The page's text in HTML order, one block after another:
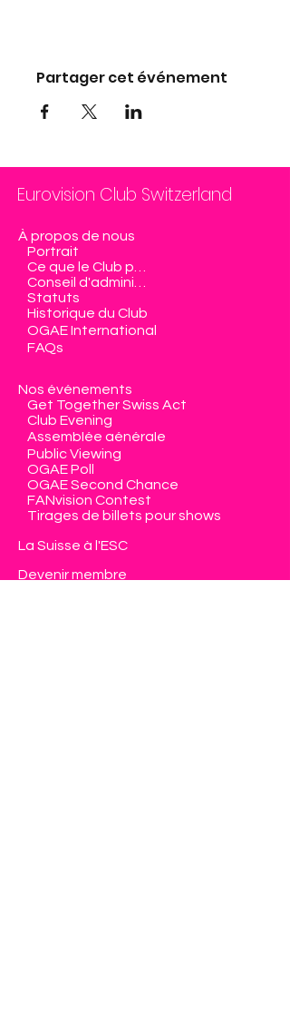
Partager cet événement
Eurovision Club Switzerland
À propos de nous
Portrait
Statuts
Historique du Club
OGAE International
FAQs
Nos événements
Get Together Swiss Act
Club Evening
Assemblée générale
Public Viewing
OGAE Poll
OGAE Second Chance
FANvision Contest
Tirages de billets pour shows
La Suisse à l'ESC
Devenir membre